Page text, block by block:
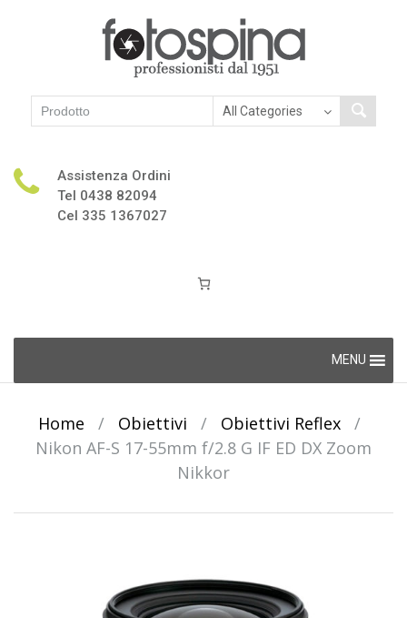
Assistenza Ordini
Tel 0438 82094
Cel 335 1367027
content
MENU
Home / Obiettivi / Obiettivi Reflex
/
Nikon AF-S 17-55mm f/2.8 G IF ED DX Zoom
Nikkor